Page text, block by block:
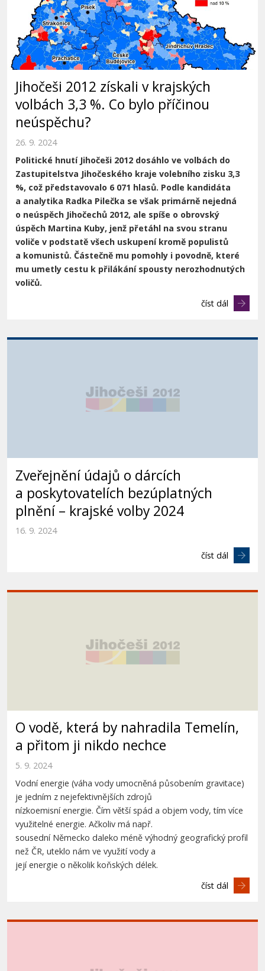
Jihočeši 2012 získali v krajských
volbách 3,3 %. Co bylo příčinou
neúspěchu?
26. 9. 2024
Politické hnutí Jihočeši 2012 dosáhlo ve volbách do
Zastupitelstva Jihočeského kraje volebního zisku 3,3
%, což představovalo 6 071 hlasů. Podle kandidáta
a analytika Radka Pilečka se však primárně nejedná
o neúspěch Jihočechů 2012, ale spíše o obrovský
úspěch Martina Kuby, jenž přetáhl na svou stranu
voličev podstatě všech uskupení kromě populistů
a komunistů. Částečně mu pomohly i povodně, které
mu umetly cestu k přilákání spousty nerozhodnutých
voličů.
číst dál
Zveřejnění údajů o dárcích
a poskytovatelích bezúplatných
plnění – krajské volby 2024
16. 9. 2024
číst dál
O vodě, která by nahradila Temelín,
a přitom ji nikdo nechce
5. 9. 2024
Vodní energie (váha vody umocněná působením gravitace)
je jedním z nejefektivnějších zdrojů
nízkoemisní energie. Čím větší spád a objem vody, tím více
využitelné energie. Ačkoliv má např.
sousední Německo daleko méně výhodný geografický profil
než ČR, uteklo nám ve využití vody a
její energie o několik koňských délek.
číst dál